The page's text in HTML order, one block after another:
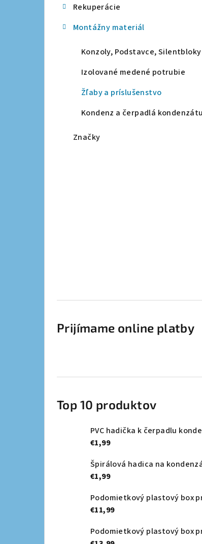
Rekuperácie
Montážny materiál
Konzoly, Podstavce, Silentbloky
Izolované medené potrubie
Žľaby a príslušenstvo
Kondenz a čerpadlá kondenzátu
Značky
Prijímame online platby
Top 10 produktov
€1,99
€1,99
€11,99